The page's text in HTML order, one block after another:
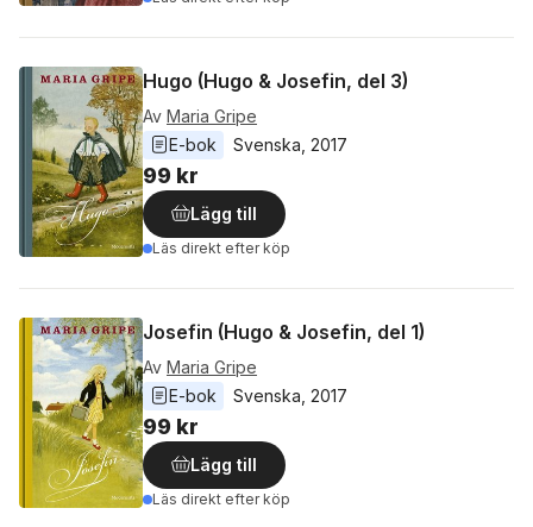
Hugo (Hugo & Josefin, del 3)
Av Maria Gripe
E-bok
Svenska 2017
99 kr
Lägg till
Läs direkt efter köp
Josefin (Hugo & Josefin, del 1)
Av Maria Gripe
E-bok
Svenska 2017
99 kr
Lägg till
Läs direkt efter köp